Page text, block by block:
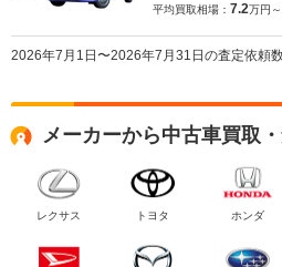
平均買取相場： 7.2万円～
2026年7月1日〜2026年7月31日の査定依頼数
メーカーから中古車買取
レクサス トヨタ ホンダ